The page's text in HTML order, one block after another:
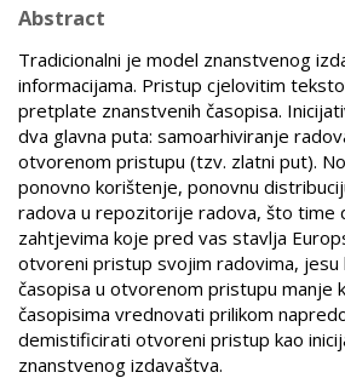
Abstract
Tradicionalni je model znanstvenog
informacijama. Pristup cjelovitim
pretplate znanstvenih časopisa.
dva glavna puta: samoarhiviranje
otvorenom pristupu (tzv. zlatni put).
ponovno korištenje, ponovnu
radova u repozitorije radova, što time
zahtjevima koje pred vas stavlja
otvoreni pristup svojim radovima,
časopisa u otvorenom pristupu manje
časopisima vrednovati prilikom
demistificirati otvoreni pristup kao
znanstvenog izdavaštva.